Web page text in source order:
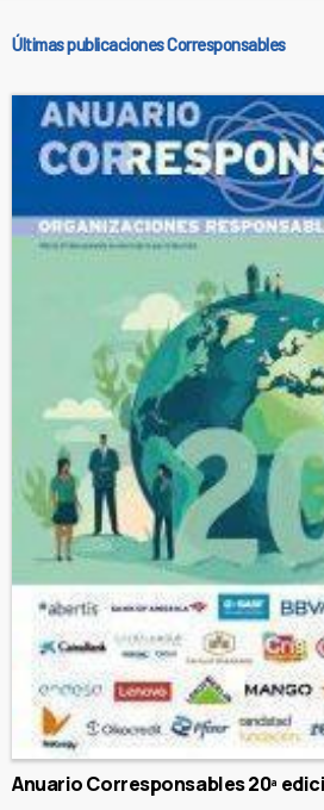
Últimas publicaciones Corresponsables
Anuario Corresponsables 20ª